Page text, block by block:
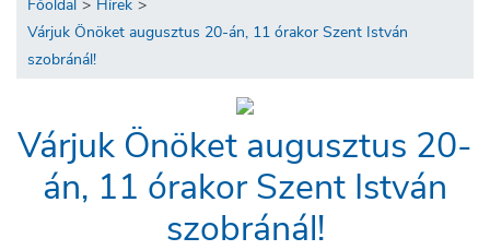
Főoldal > Hírek >
Várjuk Önöket augusztus 20-án, 11 órakor Szent István
szobránál!
Várjuk Önöket augusztus 20-
án, 11 órakor Szent István
szobránál!